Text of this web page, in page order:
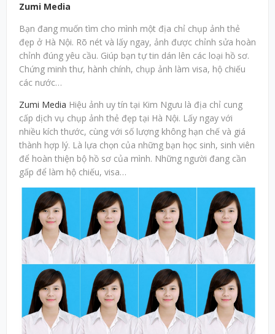
Zumi Media
Bạn đang muốn tìm cho mình một địa chỉ chụp ảnh thẻ
đẹp ở Hà Nội. Rõ nét và lấy ngay, ảnh được chỉnh sửa hoàn
chỉnh đúng yêu cầu. Giúp bạn tự tin dán lên các loại hồ sơ.
Chứng minh thư, hành chính, chụp ảnh làm visa, hộ chiếu
các nước…
Zumi Media Hiệu ảnh uy tín tại Kim Ngưu là địa chỉ cung
cấp dịch vụ chụp ảnh thẻ đẹp tại Hà Nội. Lấy ngay với
nhiều kích thước, cùng với số lượng không hạn chế và giá
thành hợp lý. Là lựa chọn của những bạn học sinh, sinh viên
để hoàn thiện bộ hồ sơ của mình. Những người đang cần
gấp để làm hộ chiếu, visa…